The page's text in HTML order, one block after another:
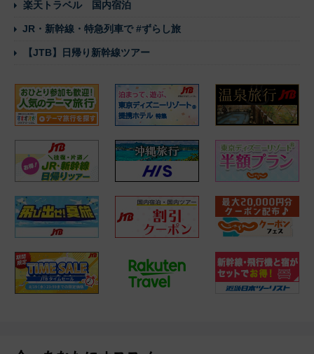
楽天トラベル 国内宿泊
JR・新幹線・特急列車で #ずらし旅
【JTB】日帰り新幹線ツアー